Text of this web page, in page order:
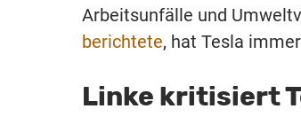
Arbeitsunfälle und
berichtete, hat Tesla
Linke kritisiert